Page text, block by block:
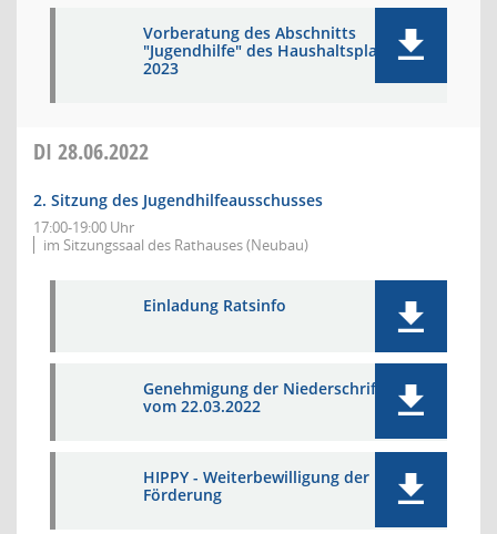
Vorberatung des Abschnitts
"Jugendhilfe" des Haushaltsplans
2023
DI 28.06.2022
2. Sitzung des Jugendhilfeausschusses
17:00-19:00 Uhr
im Sitzungssaal des Rathauses (Neubau)
Einladung Ratsinfo
Genehmigung der Niederschrift
vom 22.03.2022
HIPPY - Weiterbewilligung der
Förderung